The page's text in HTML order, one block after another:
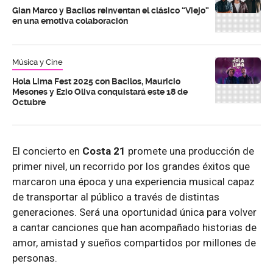
Gian Marco y Bacilos reinventan el clásico “Viejo”
en una emotiva colaboración
Música y Cine
Hola Lima Fest 2025 con Bacilos, Mauricio
Mesones y Ezio Oliva conquistará este 18 de
Octubre
El concierto en Costa 21 promete una producción de
primer nivel, un recorrido por los grandes éxitos que
marcaron una época y una experiencia musical capaz
de transportar al público a través de distintas
generaciones. Será una oportunidad única para volver
a cantar canciones que han acompañado historias de
amor, amistad y sueños compartidos por millones de
personas.